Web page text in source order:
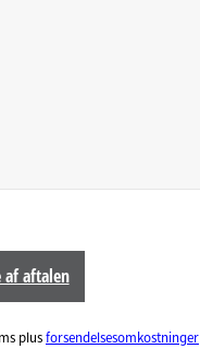
af aftalen
plusforsendelsesomkostninger